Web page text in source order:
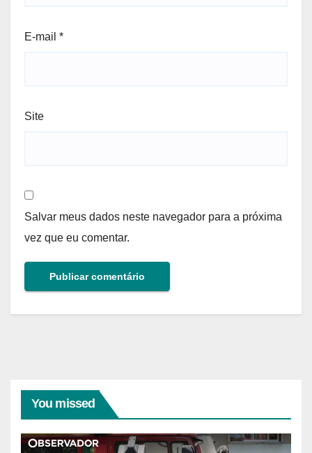
E-mail *
Site
Salvar meus dados neste navegador para a próxima
vez que eu comentar.
You missed